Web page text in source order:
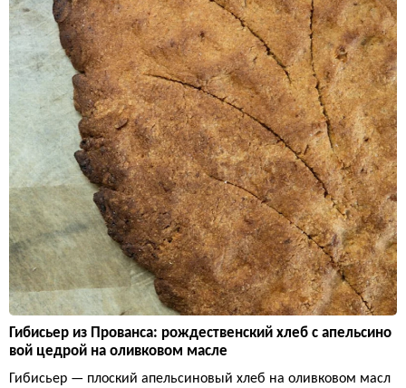
Гибисьер из Прованса: рождественский хлеб с апельсино
вой цедрой на оливковом масле
Гибисьер — плоский апельсиновый хлеб на оливковом масл